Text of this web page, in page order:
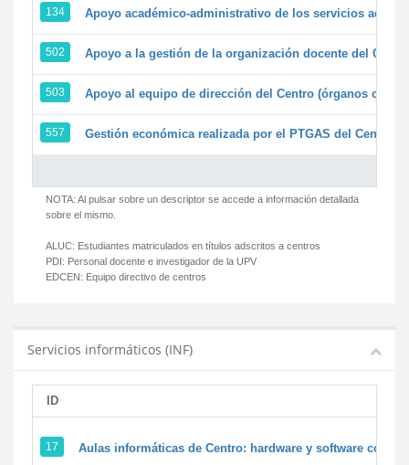
134 Apoyo académico-administrativo de los servicios
502 Apoyo a la gestión de la organización docente del
503 Apoyo al equipo de dirección del Centro (órganos
557 Gestión económica realizada por el PTGAS del Centro
NOTA: Al pulsar sobre un descriptor se accede a información detallada
sobre el mismo.
ALUC: Estudiantes matriculados en títulos adscritos a centros
PDI: Personal docente e investigador de la UPV
EDCEN: Equipo directivo de centros
Servicios informáticos (INF)
ID
17 Aulas informáticas de Centro: hardware y software